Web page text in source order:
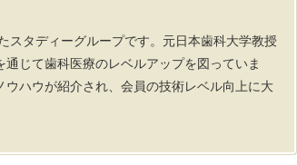
スタディーグループです。元日本歯科大学教授
じて歯科医療のレベルアップを図っていま
ハウが紹介され、会員の技術レベル向上に大